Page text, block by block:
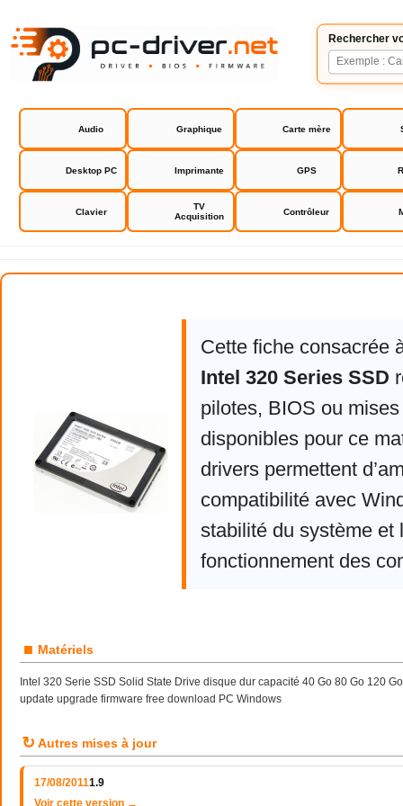
Rechercher
Audio Graphique Carte mère
Desktop PC Imprimante GPS
Clavier
TV
Acquisition
Contrôleur
Firmware Intel 320 Series SSD
Cette fiche consacrée
Intel 320 Series SSD
pilotes, BIOS ou
disponibles pour ce
drivers permettent
compatibilité avec
stabilité du système et
fonctionnement des
■ Matériels
Intel 320 Serie SSD Solid State Drive disque dur capacité 40 Go 80 Go 120
update upgrade firmware free download PC Windows
↻ Autres mises à jour
17/08/20111.9
Voir cette version →